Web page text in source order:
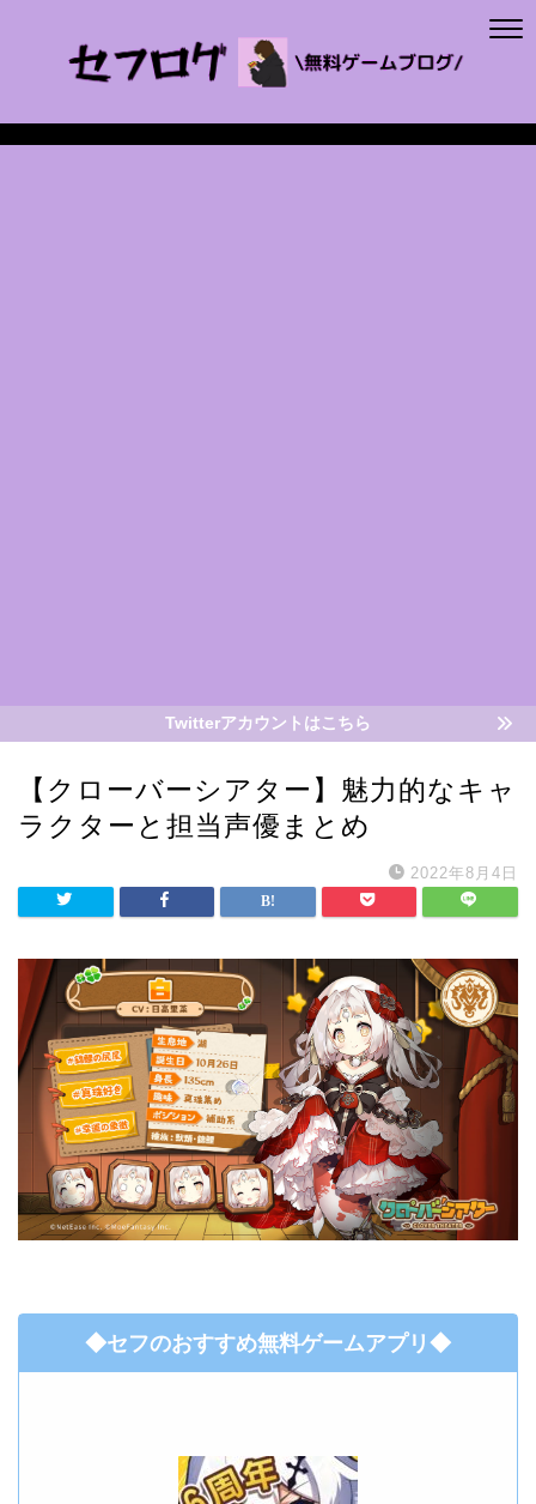
Twitterアカウントはこちら
【クローバーシアター】魅力的なキャ
ラクターと担当声優まとめ
2022年8月4日
◆セフのおすすめ無料ゲームアプリ◆